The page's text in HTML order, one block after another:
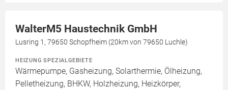
WalterM5 Haustechnik GmbH
Lusring 1, 79650 Schopfheim (20km von 79650 Luchle)
HEIZUNG SPEZIALGEBIETE
Wärmepumpe, Gasheizung, Solarthermie, Ölheizung,
Pelletheizung, BHKW, Holzheizung, Heizkörper,